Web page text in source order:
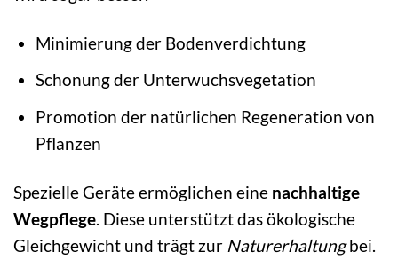
Minimierung der Bodenverdichtung
Schonung der Unterwuchsvegetation
Promotion der natürlichen Regeneration von
Pflanzen
Spezielle Geräte ermöglichen eine nachhaltige
Wegpflege. Diese unterstützt das ökologische
Gleichgewicht und trägt zur Naturerhaltungbei.